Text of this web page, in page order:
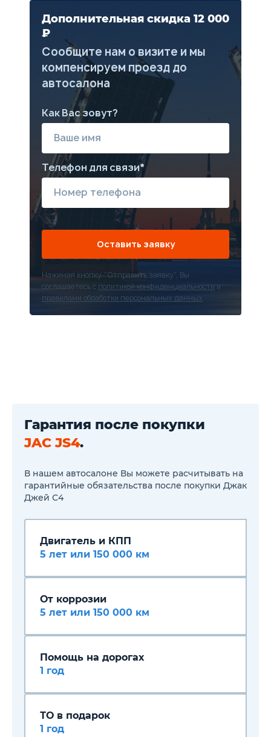
Дополнительная скидка 12 000
₽
Сообщите нам о визите и мы
компенсируем проезд до
автосалона
Как Вас зовут?
Телефон для связи*
Оставить заявку
Нажимая кнопку “Отправить заявку”, Вы
соглашаетесь с политикой конфиденциальности и
правилами обработки персональных данных
Гарантия после покупки
JAC JS4.
В нашем автосалоне Вы можете расчитывать на
гарантийные обязательства после покупки Джак
Джей С4
Двигатель и КПП
5 лет или 150 000 км
От коррозии
5 лет или 150 000 км
Помощь на дорогах
1 год
ТО в подарок
1 год